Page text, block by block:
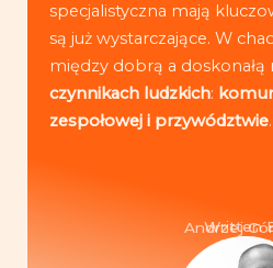
specjalistyczna mają
są już wystarczające. W
między dobrą a doskonałą
czynnikach ludzkich:
zespołowej i przywództwie.
Written
Andrzej